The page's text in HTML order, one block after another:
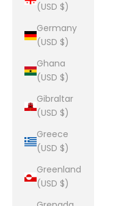
(USD $)
Germany
(USD $)
Ghana
(USD $)
Gibraltar
(USD $)
Greece
(USD $)
Greenland
(USD $)